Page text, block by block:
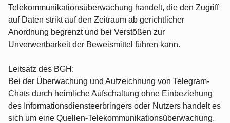
Telekommunikationsüberwachung handelt, die den Zugriff
auf Daten strikt auf den Zeitraum ab gerichtlicher
Anordnung begrenzt und bei Verstößen zur
Unverwertbarkeit der Beweismittel führen kann.
Leitsatz des BGH:
Bei der Überwachung und Aufzeichnung von Telegram-
Chats durch heimliche Aufschaltung ohne Einbeziehung
des Informationsdiensteerbringers oder Nutzers handelt es
sich um eine Quellen-Telekommunikationsüberwachung.